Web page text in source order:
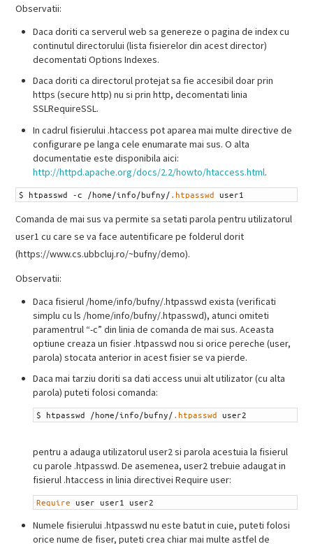
Observatii:
Daca doriti ca serverul web sa genereze o pagina de index cu
continutul directorului (lista fisierelor din acest director)
decomentati Options Indexes.
Daca doriti ca directorul protejat sa fie accesibil doar prin
https (secure http) nu si prin http, decomentati linia
SSLRequireSSL.
In cadrul fisierului .htaccess pot aparea mai multe directive de
configurare pe langa cele enumarate mai sus. O alta
documentatie este disponibila aici:
http://httpd.apache.org/docs/2.2/howto/htaccess.html.
$ htpasswd -c /home /info /bufny / .htpasswd user1
Comanda de mai sus va permite sa setati parola pentru utilizatorul
user1 cu care se va face autentificare pe folderul dorit
(https://www.cs.ubbcluj.ro/~bufny/demo).
Observatii:
Daca fisierul /home/info/bufny/.htpasswd exista (verificati
simplu cu ls /home/info/bufny/.htpasswd), atunci omiteti
paramentrul “-c” din linia de comanda de mai sus. Aceasta
optiune creaza un fisier .htpasswd nou si orice pereche (user,
parola) stocata anterior in acest fisier se va pierde.
Daca mai tarziu doriti sa dati access unui alt utilizator (cu alta
parola) puteti folosi comanda:
$ htpasswd /home /info /bufny / .htpasswd user2
pentru a adauga utilizatorul user2 si parola acestuia la fisierul
cu parole .htpasswd. De asemenea, user2 trebuie adaugat in
fisierul .htaccess in linia directivei Require user:
Require user user1 user2
Numele fisierului .htpasswd nu este batut in cuie, puteti folosi
orice nume de fiser, puteti crea chiar mai multe astfel de